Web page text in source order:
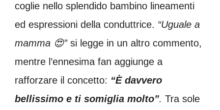
coglie nello splendido bambino lineamenti
ed espressioni della conduttrice. “Uguale a
mamma 😍”si legge in un altro commento,
mentre l’ennesima fan aggiunge a
rafforzare il concetto: “È davvero
bellissimo e ti somiglia molto”. Tra sole